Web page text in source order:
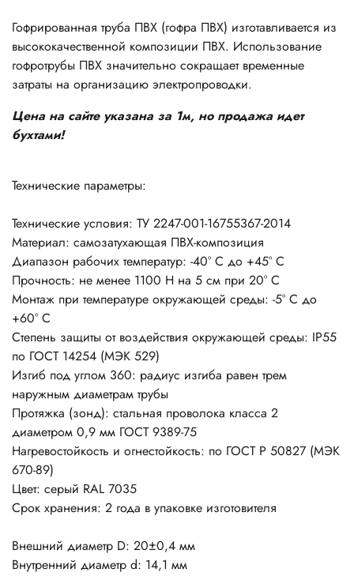
Гофрированная труба ПВХ (гофра ПВХ) изготавливается из
высококачественной композиции ПВХ. Использование
гофротрубы ПВХ значительно сокращает временные
затраты на организацию электропроводки.
Цена на сайте указана за 1м, но продажа идет
бухтами!
Технические параметры:
Технические условия: ТУ 2247-001-16755367-2014
Материал: самозатухающая ПВХ-композиция
Диапазон рабочих температур: -40° C до +45° C
Прочность: не менее 1100 Н на 5 см при 20° С
Монтаж при температуре окружающей среды: -5° C до
+60° C
Степень защиты от воздействия окружающей среды: IP55
по ГОСТ 14254 (МЭК 529)
Изгиб под углом 360: радиус изгиба равен трем
наружным диаметрам трубы
Протяжка (зонд): стальная проволока класса 2
диаметром 0,9 мм ГОСТ 9389-75
Нагревостойкость и огнестойкость: по ГОСТ Р 50827 (МЭК
670-89)
Цвет: серый RAL 7035
Срок хранения: 2 года в упаковке изготовителя
Внешний диаметр D: 20±0,4 мм
Внутренний диаметр d: 14,1 мм